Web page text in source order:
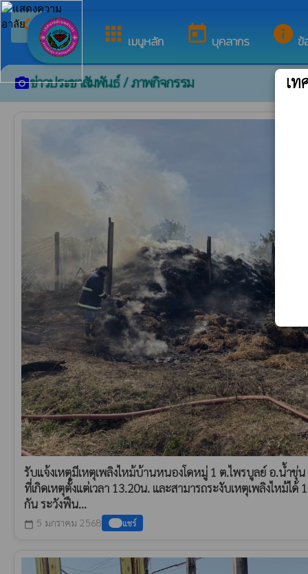
apps เมนูหลัก today บุคลากร info ข้
arrow_back_ios กลับเมนูหลัก ยินดีต้อนรับสู่เว็บไซต์ขอ
camera_altข่าวประชาสัมพันธ์ / ภาพกิจกรรม
รับแจ้งเหตุมีเหตุเพลิงไหม้บ้านหนองโดหมู่ 1 ต.ไพรบูลย์ อ.น้ำขุ่
ที่เกิดเหตุตั้งแต่เวลา 13.20น. และสามารถระงับเหตุเพลิงไหม้ไ
กัน ระวังฟืน...
calendar_today 5 มกราคม 2568 แชร์
เท